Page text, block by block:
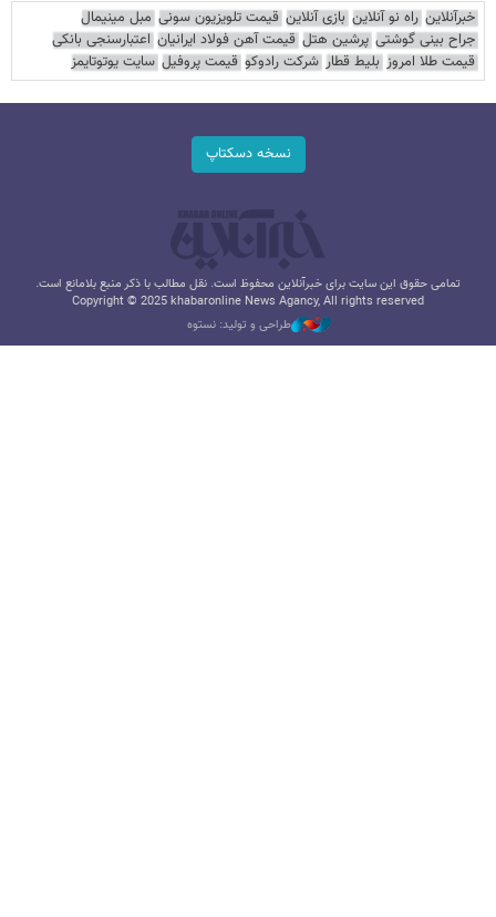
خبرآنلاین راه نو آنلاین بازی آنلاین قیمت تلویزیون سونی مبل مینیمال
جراح بینی گوشتی پرشین هتل قیمت آهن فولاد ایرانیان اعتبارسنجی بانکی
قیمت طلا امروز بلیط قطار شرکت رادوکو قیمت پروفیل سایت یوتوتایمز
نسخه دسکتاپ
تمامی حقوق این سایت برای خبرآنلاین محفوظ است. نقل مطالب با ذکر منبع بلامانع است.
Copyright © 2025 khabaronline News Agancy, All rights reserved
طراحی و تولید: نستوه